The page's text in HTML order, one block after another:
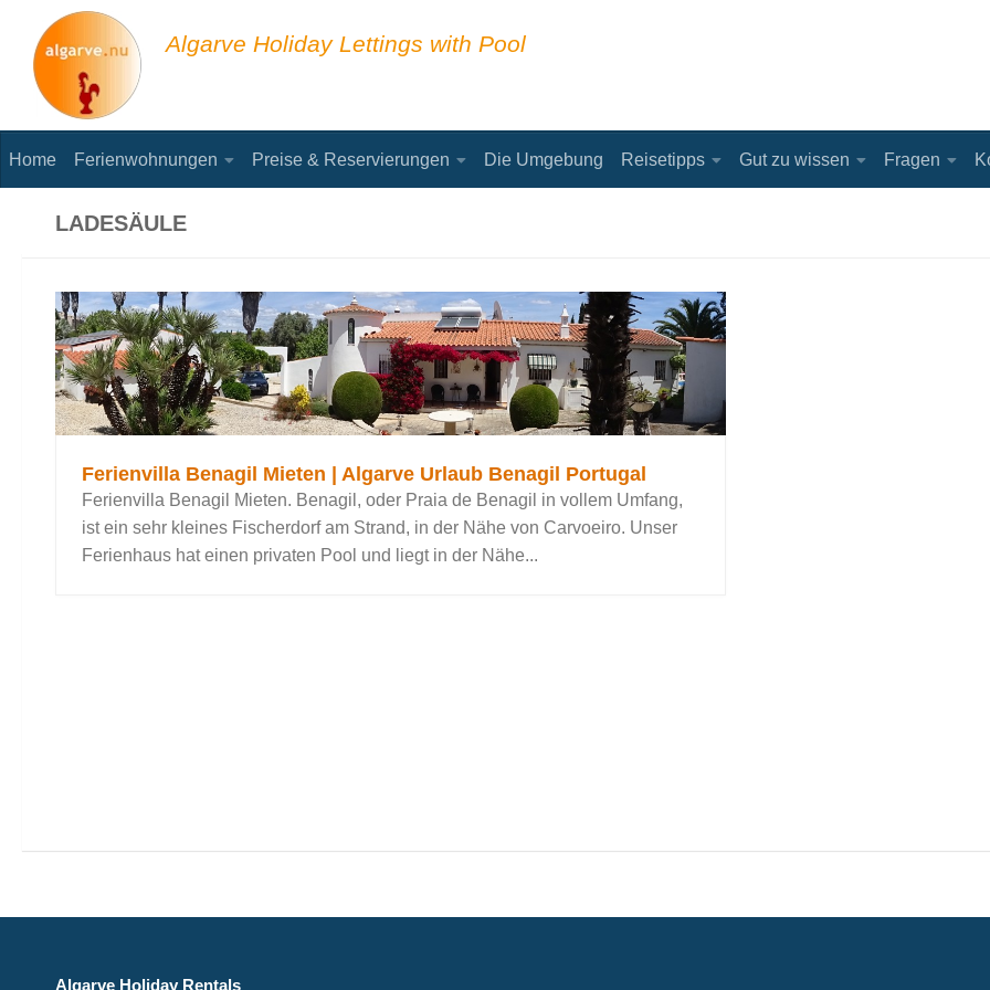
Skip to content
Algarve Holiday Lettings with Pool
Home Ferienwohnungen Preise & Reservierungen Die Umgebung Reisetipps Gut zu wissen Fragen
LADESÄULE
Ferienvilla Benagil Mieten | Algarve Urlaub Benagil Portugal
Ferienvilla Benagil Mieten. Benagil, oder Praia de Benagil in vollem Umfang,
ist ein sehr kleines Fischerdorf am Strand, in der Nähe von Carvoeiro. Unser
Ferienhaus hat einen privaten Pool und liegt in der Nähe...
Algarve Holiday Rentals